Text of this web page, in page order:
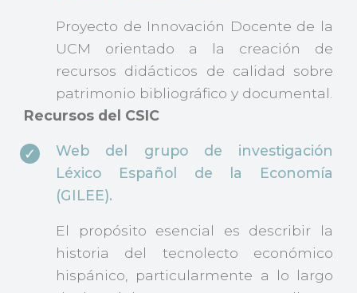
Proyecto de Innovación Docente de la
UCM orientado a la creación de
recursos didácticos de calidad sobre
patrimonio bibliográfico y documental.
Recursos del CSIC
Web del grupo de investigación
Léxico Español de la Economía
(GILEE).
El propósito esencial es describir la
historia del tecnolecto económico
hispánico, particularmente a lo largo